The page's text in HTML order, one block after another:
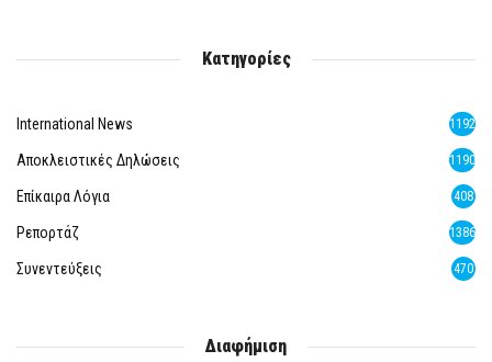
Κατηγορίες
International News 1192
Αποκλειστικές Δηλώσεις 1190
Επίκαιρα Λόγια 408
Ρεπορτάζ 1386
Συνεντεύξεις 470
Διαφήμιση